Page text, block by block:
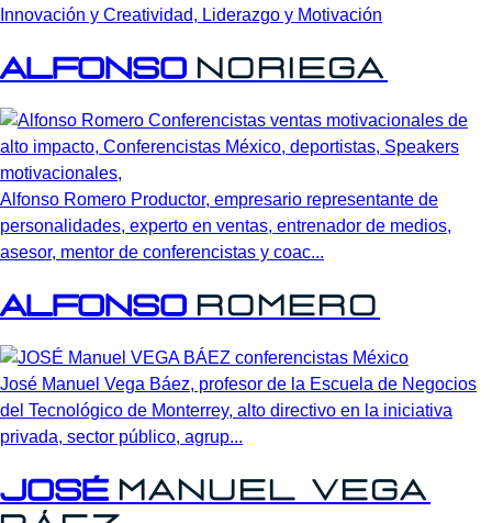
Innovación y Creatividad, Liderazgo y Motivación
Alfonso Noriega
Alfonso Romero Productor, empresario representante de
personalidades, experto en ventas, entrenador de medios,
asesor, mentor de conferencistas y coac...
Alfonso Romero
José Manuel Vega Báez, profesor de la Escuela de Negocios
del Tecnológico de Monterrey, alto directivo en la iniciativa
privada, sector público, agrup...
José Manuel Vega